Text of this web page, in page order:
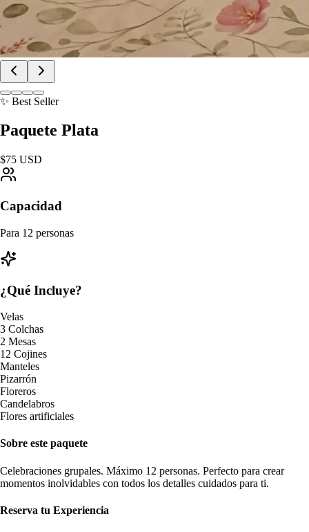
✨ Best Seller
Paquete Plata
$75 USD
Capacidad
Para 12 personas
¿Qué Incluye?
Velas
3 Colchas
2 Mesas
12 Cojines
Manteles
Pizarrón
Floreros
Candelabros
Flores artificiales
Sobre este paquete
Celebraciones grupales. Máximo 12 personas. Perfecto para crear
momentos inolvidables con todos los detalles cuidados para ti.
Reserva tu Experiencia